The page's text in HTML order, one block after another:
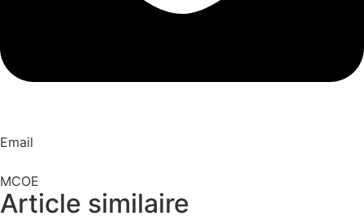
Email
MCOE
Article similaire​